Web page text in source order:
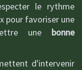
le rythme
pour favoriser une
une bonne
d'intervenir